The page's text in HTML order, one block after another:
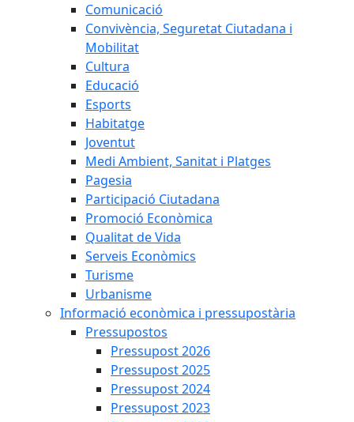
Comunicació
Convivència, Seguretat Ciutadana i
Mobilitat
Cultura
Educació
Esports
Habitatge
Joventut
Medi Ambient, Sanitat i Platges
Pagesia
Participació Ciutadana
Promoció Econòmica
Qualitat de Vida
Serveis Econòmics
Turisme
Urbanisme
Informació econòmica i pressupostària
Pressupostos
Pressupost 2026
Pressupost 2025
Pressupost 2024
Pressupost 2023